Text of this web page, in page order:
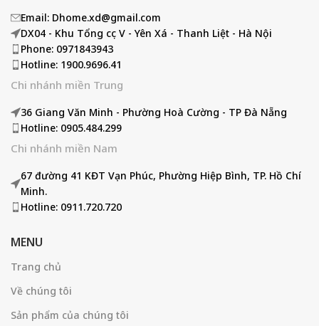
Email: Dhome.xd@gmail.com
DX04 - Khu Tổng cục V - Yên Xá - Thanh Liệt - Hà Nội
Phone: 0971843943
Hotline: 1900.9696.41
Chi nhánh miền Trung
36 Giang Văn Minh - Phường Hoà Cường - TP Đà Nẵng
Hotline: 0905.484.299
Chi nhánh miền Nam
67 đường 41 KĐT Vạn Phúc, Phường Hiệp Bình, TP. Hồ Chí
Minh.
Hotline: 0911.720.720
MENU
Trang chủ
Về chúng tôi
Sản phẩm của chúng tôi